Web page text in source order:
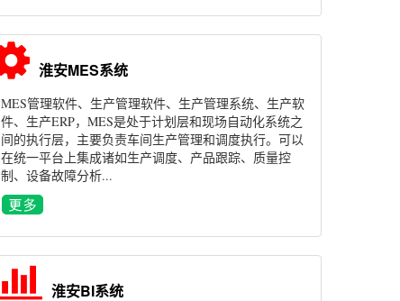
淮安MES系统
MES管理软件、生产管理软件、生产管理系统、生产软
件、生产ERP，MES是处于计划层和现场自动化系统之
间的执行层，主要负责车间生产管理和调度执行。可以
在统一平台上集成诸如生产调度、产品跟踪、质量控
制、设备故障分析...
淮安BI系统